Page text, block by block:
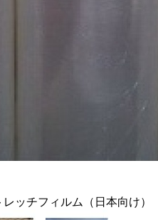
ッチフィルム（日本向け）